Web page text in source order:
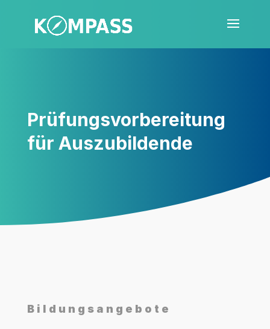
Prü­fungs­vor­be­rei­tung
für Auszubildende
Bil­dungs­an­ge­bo­te